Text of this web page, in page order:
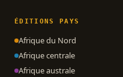
ÉDITIONS PAYS
Afrique du Nord
Afrique centrale
Afrique australe